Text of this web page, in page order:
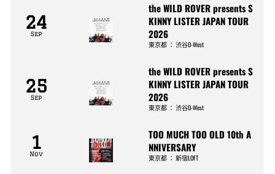
24
Sep
the WILD ROVER presents S
KINNY LISTER JAPAN TOUR
2026
東京都 ：渋谷O-West
25
Sep
the WILD ROVER presents S
KINNY LISTER JAPAN TOUR
2026
東京都 ：渋谷O-West
1
Nov
TOO MUCH TOO OLD 10th A
NNIVERSARY
東京都 ：新宿LOFT